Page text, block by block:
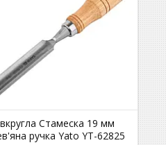
Стамеска 19 мм
ручка Yato YT-62825